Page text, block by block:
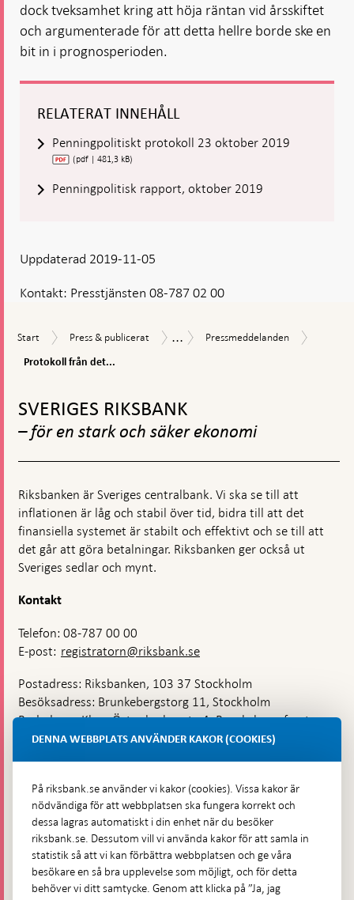
dock tveksamhet kring att höja räntan vid årsskiftet
och argumenterade för att detta hellre borde ske en
bit in i prognosperioden.
RELATERAT INNEHÅLL
Penningpolitiskt protokoll 23 oktober 2019
(pdf | 481,3 kB)
Penningpolitisk rapport, oktober 2019
Kontakt: Presstjänsten 08-787 02 00
Uppdaterad 2019-11-05
Start
Start
Press
publicerat
Press & publicerat
Nyheter
... Pressmeddelanden
Pressmeddelanden
Protokoll från det...
toppnavigation
SVERIGES RIKSBANK
– för en stark och säker ekonomi
Riksbanken är Sveriges centralbank. Vi ska se till att
inflationen är låg och stabil över tid, bidra till att det
finansiella systemet är stabilt och effektivt och se till att
det går att göra betalningar. Riksbanken ger också ut
Sveriges sedlar och mynt.
Kontakt
Telefon: 08-787 00 00
E-post: registratorn@riksbank.se
Postadress: Riksbanken, 103 37 Stockholm
Besöksadress: Brunkebergstorg 11, Stockholm
Budadress: Klara Östra kyrkogata 4, Brunkebergsfaret,
Lastplats 6
Hitta direkt
Frågor och svar-
Öppnas
i
Till Riksbankens webbarkiv-
Öppnas
DENNA WEBBPLATS ANVÄNDER KAKOR (COOKIES)
På riksbank.se använder vi kakor (cookies). Vissa kakor är
nödvändiga för att webbplatsen ska fungera korrekt och
dessa lagras automatiskt i din enhet när du besöker
riksbank.se. Dessutom vill vi använda kakor för att samla in
statistik så att vi kan förbättra webbplatsen och ge våra
besökare en så bra upplevelse som möjligt, och för detta
behöver vi ditt samtycke. Genom att klicka på ”Ja, jag